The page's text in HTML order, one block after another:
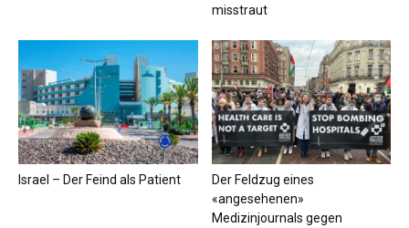
misstraut
Israel – Der Feind als Patient
Der Feldzug eines
«angesehenen»
Medizinjournals gegen